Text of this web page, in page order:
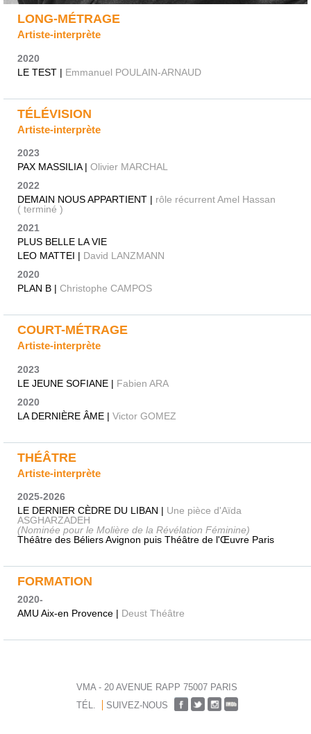
LONG-MÉTRAGE
Artiste-interprète
2020
LE TEST | Emmanuel POULAIN-ARNAUD
TÉLÉVISION
Artiste-interprète
2023
PAX MASSILIA | Olivier MARCHAL
2022
DEMAIN NOUS APPARTIENT | rôle récurrent Amel Hassan
( terminé )
2021
PLUS BELLE LA VIE
LEO MATTEI | David LANZMANN
2020
PLAN B | Christophe CAMPOS
COURT-MÉTRAGE
Artiste-interprète
2023
LE JEUNE SOFIANE | Fabien ARA
2020
LA DERNIÈRE ÂME | Victor GOMEZ
THÉÂTRE
Artiste-interprète
2025-2026
LE DERNIER CÈDRE DU LIBAN | Une pièce d'Aïda
ASGHARZADEH
(Nominée pour le Molière de la Révélation Féminine)
Théâtre des Béliers Avignon puis Théâtre de l'Œuvre Paris
FORMATION
2020-
AMU Aix-en Provence | Deust Théâtre
VMA - 20 AVENUE RAPP 75007 PARIS
TÉL.
SUIVEZ-NOUS